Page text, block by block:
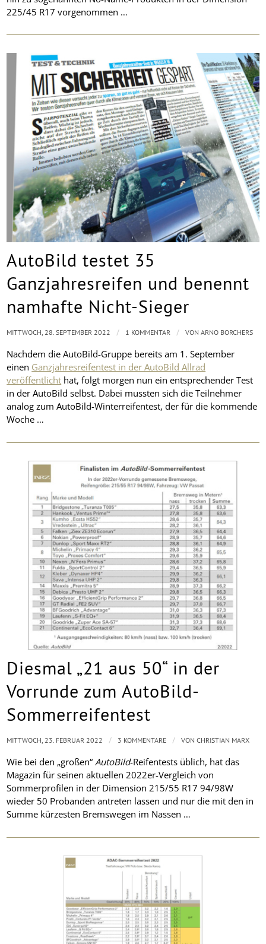
225/45 R17 vorgenommen …
AutoBild testet 35
Ganzjahresreifen und benennt
namhafte Nicht-Sieger
Nachdem die AutoBild-Gruppe bereits am 1. September
einen Ganzjahresreifentest in der AutoBild Allrad
veröffentlicht hat, folgt morgen nun ein entsprechender Test
in der AutoBild selbst. Dabei mussten sich die Teilnehmer
analog zum AutoBild-Winterreifentest, der für die kommende
Woche …
MITTWOCH, 28. SEPTEMBER 2022 / 1 KOMMENTAR / VONARNO BORCHERS
Diesmal „21 aus 50“ in der
Vorrunde zum AutoBild-
Sommerreifentest
Wie bei den „großen“AutoBild-Reifentests üblich, hat das
Magazin für seinen aktuellen 2022er-Vergleich von
Sommerprofilen in der Dimension 215/55 R17 94/98W
wieder 50 Probanden antreten lassen und nur die mit den in
Summe kürzesten Bremswegen im Nassen …
MITTWOCH, 23. FEBRUAR 2022 / 3 KOMMENTARE / VONCHRISTIAN MARX